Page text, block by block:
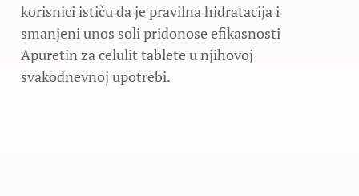
korisnici ističu da je pravilna hidratacija i
smanjeni unos soli pridonose efikasnosti
Apuretin za celulit tablete u njihovoj
svakodnevnoj upotrebi.